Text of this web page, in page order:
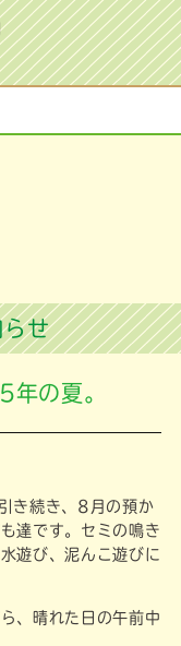
らせ
の夏。
き続き、8月の預か
達です。セミの鳴き
遊び、泥んこ遊びに
、晴れた日の午前中